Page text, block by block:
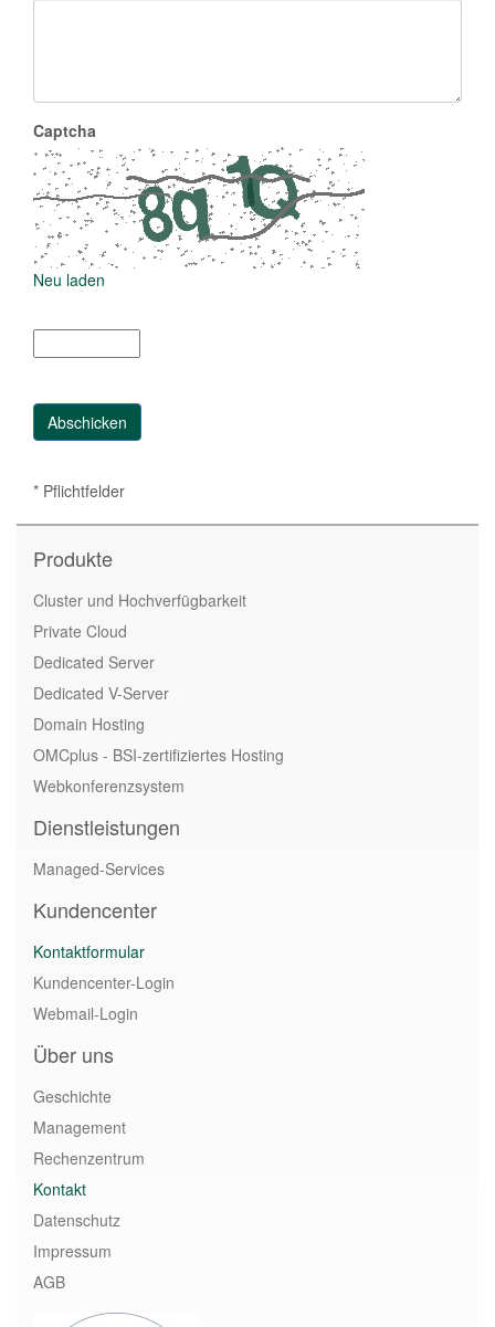
Captcha
Neu laden
* Pflichtfelder
Produkte
Cluster und Hochverfügbarkeit
Private Cloud
Dedicated Server
Dedicated V-Server
Domain Hosting
OMCplus - BSI-zertifiziertes Hosting
Webkonferenzsystem
Dienstleistungen
Managed-Services
Kundencenter
Kontaktformular
Kundencenter-Login
Webmail-Login
Über uns
Geschichte
Management
Rechenzentrum
Kontakt
Datenschutz
Impressum
AGB